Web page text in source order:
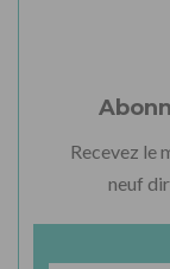
Recevez le
neuf